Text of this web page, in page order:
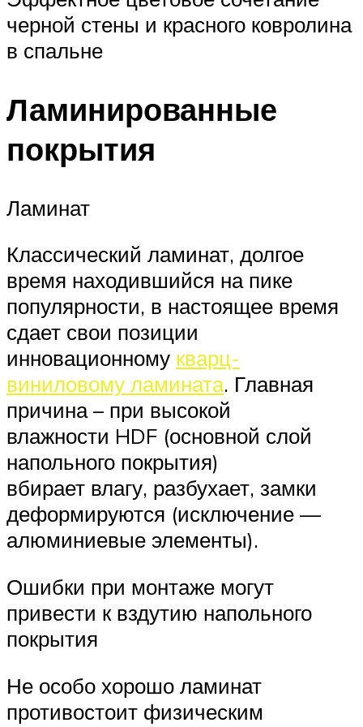
черной стены и красного ковролина
в спальне
Ламинированные
покрытия
Ламинат
Классический ламинат, долгое
время находившийся на пике
популярности, в настоящее время
сдает свои позиции
инновационному кварц-
виниловому ламината. Главная
причина – при высокой
влажности HDF (основной слой
напольного покрытия)
вбирает влагу, разбухает, замки
деформируются (исключение —
алюминиевые элементы).
Ошибки при монтаже могут
привести к вздутию напольного
покрытия
Не особо хорошо ламинат
противостоит физическим